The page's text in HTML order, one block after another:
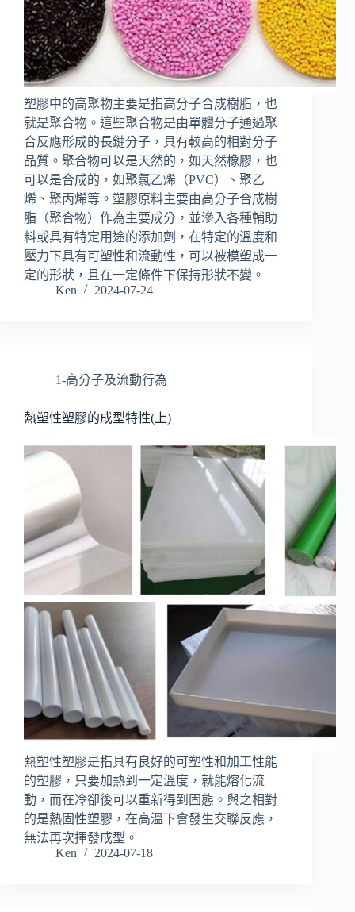
塑膠中的高聚物主要是指高分子合成樹脂，也
就是聚合物。這些聚合物是由單體分子通過聚
合反應形成的長鏈分子，具有較高的相對分子
品質。聚合物可以是天然的，如天然橡膠，也
可以是合成的，如聚氯乙烯（PVC）、聚乙
烯、聚丙烯等。塑膠原料主要由高分子合成樹
脂（聚合物）作為主要成分，並滲入各種輔助
料或具有特定用途的添加劑，在特定的溫度和
壓力下具有可塑性和流動性，可以被模塑成一
定的形狀，且在一定條件下保持形狀不變。
Ken
2024-07-24
1-高分子及流動行為
熱塑性塑膠的成型特性(上)
熱塑性塑膠是指具有良好的可塑性和加工性能
的塑膠，只要加熱到一定溫度，就能熔化流
動，而在冷卻後可以重新得到固態。與之相對
的是熱固性塑膠，在高溫下會發生交聯反應，
無法再次揮發成型。
Ken
2024-07-18